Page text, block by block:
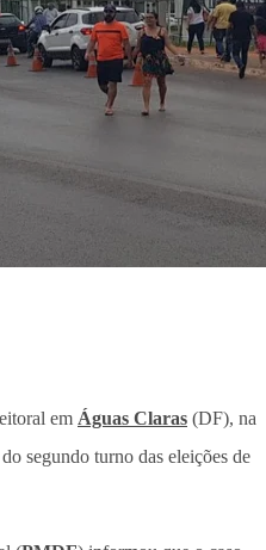
em Águas Claras (DF), na
segundo turno das eleições de